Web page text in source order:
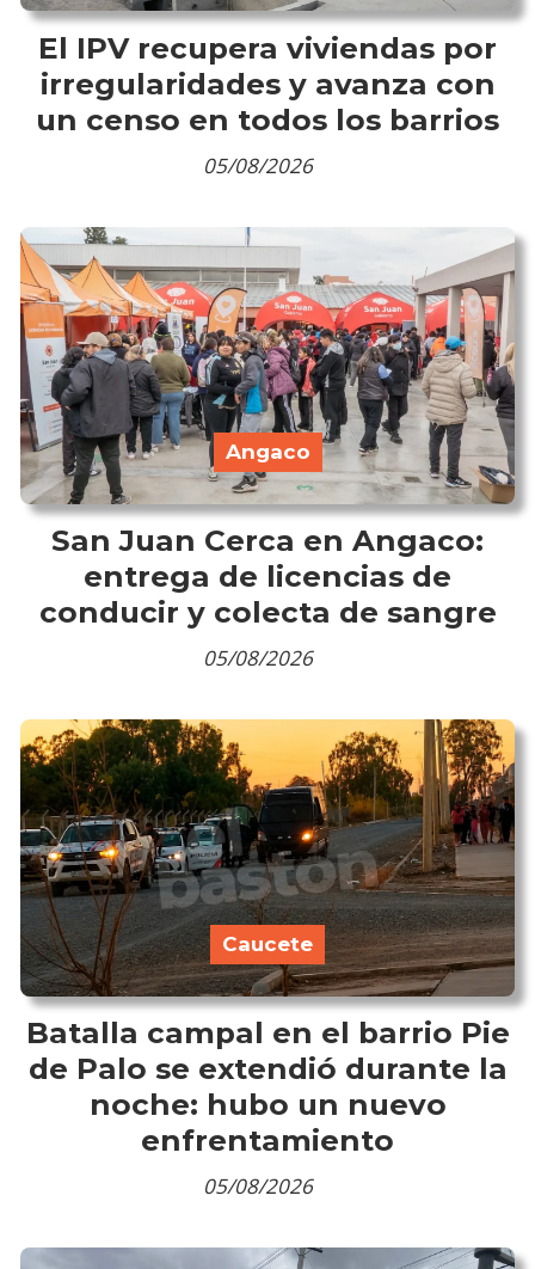
El IPV recupera viviendas por
irregularidades y avanza con
un censo en todos los barrios
05/08/2026
San Juan Cerca en Angaco:
entrega de licencias de
conducir y colecta de sangre
Angaco
05/08/2026
Batalla campal en el barrio Pie
de Palo se extendió durante la
noche: hubo un nuevo
enfrentamiento
Caucete
05/08/2026